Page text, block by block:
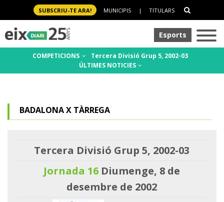
SUBSCRIU-TE ARA! MUNICIPIS | TITULARS
Esports
COMPETICIONS
Tercera Divisió Grup 5, 2002-03
ÚLTIMES NOTICIES
BADALONA X TÀRREGA
Tercera Divisió Grup 5, 2002-03
Jornada 16 Diumenge, 8 de
desembre de 2002